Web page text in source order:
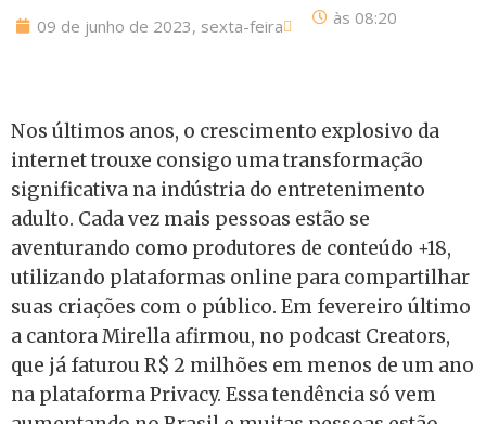
09 de junho de 2023, sexta-feira às 08:20
Nos últimos anos, o crescimento explosivo da
internet trouxe consigo uma transformação
significativa na indústria do entretenimento
adulto. Cada vez mais pessoas estão se
aventurando como produtores de conteúdo +18,
utilizando plataformas online para compartilhar
suas criações com o público. Em fevereiro último
a cantora Mirella afirmou, no podcast Creators,
que já faturou R$ 2 milhões em menos de um ano
na plataforma Privacy. Essa tendência só vem